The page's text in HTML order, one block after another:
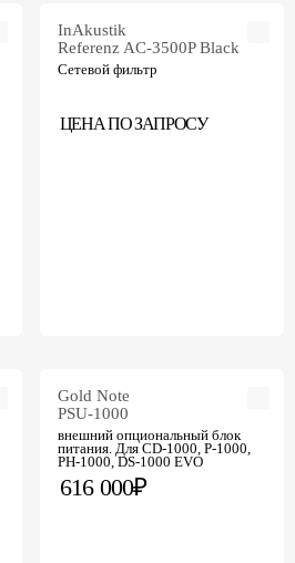
InAkustik
Referenz AC-3500P Black
Сетевой фильтр
ЦЕНА ПО ЗАПРОСУ
Gold Note
PSU-1000
внешний опциональный блок
питания. Для CD-1000, P-1000,
PH-1000, DS-1000 EVO
616 000₽